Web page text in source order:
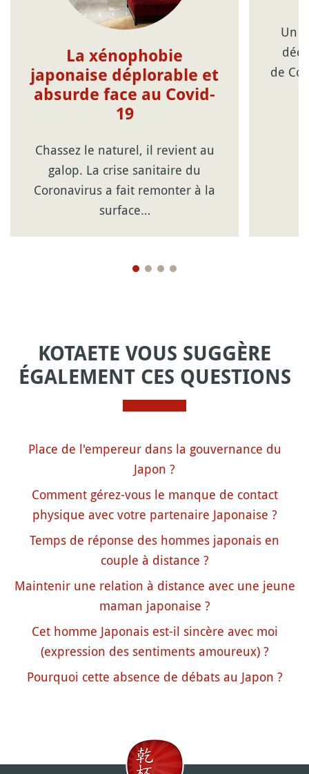
La xénophobie
japonaise déplorable et
absurde face au Covid-
19
Chassez le naturel, il revient au
galop. La crise sanitaire du
Coronavirus a fait remonter à la
surface…
Un
de
KOTAETE VOUS SUGGÈRE
ÉGALEMENT CES QUESTIONS
Place de l'empereur dans la gouvernance du
Japon ?
Comment gérez-vous le manque de contact
physique avec votre partenaire Japonaise ?
Temps de réponse des hommes japonais en
couple à distance ?
Maintenir une relation à distance avec une jeune
maman japonaise ?
Cet homme Japonais est-il sincère avec moi
(expression des sentiments amoureux) ?
Pourquoi cette absence de débats au Japon ?